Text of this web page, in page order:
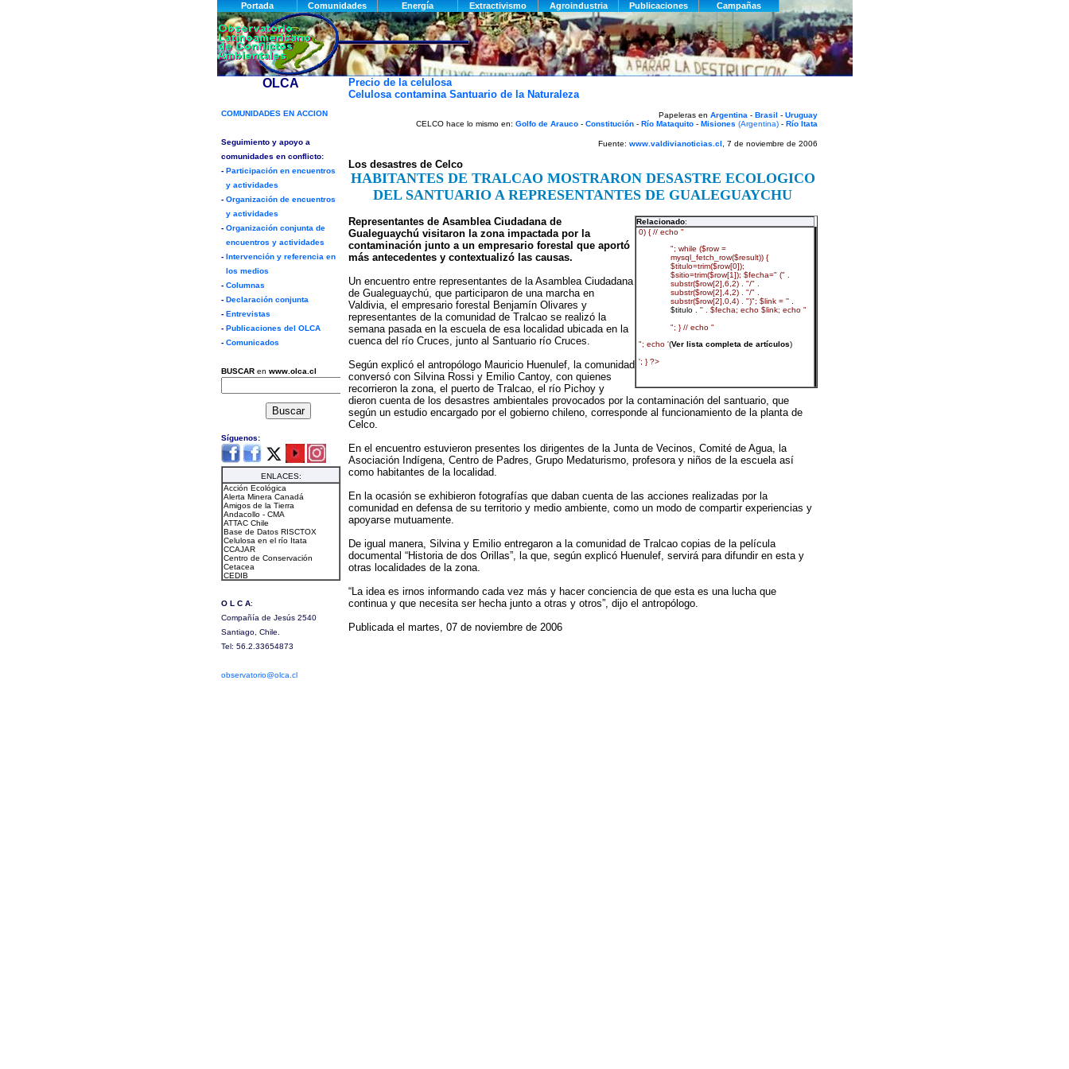
Precio de la celulosa
Celulosa contamina Santuario de la Naturaleza
Papeleras en Argentina- Brasil - Uruguay
CELCO hace lo mismo en: Golfo de Arauco- Constitución- Río Mataquito- Misiones (Argentina)- Río Itata
Fuente: www.valdivianoticias.cl , 7 de noviembre de 2006
Los desastres de Celco
HABITANTES DE TRALCAO MOSTRARON DESASTRE ECOLOGICO
DEL SANTUARIO A REPRESENTANTES DE GUALEGUAYCHU
Relacionado:
Representantes de Asamblea Ciudadana de
Gualeguaychú visitaron la zona impactada por la
contaminación junto a un empresario forestal que aportó
más antecedentes y contextualizó las causas.
Un encuentro entre representantes de la Asamblea Ciudadana
de Gualeguaychú, que participaron de una marcha en
Valdivia, el empresario forestal Benjamín Olivares y
representantes de la comunidad de Tralcao se realizó la
semana pasada en la escuela de esa localidad ubicada en la
cuenca del río Cruces, junto al Santuario río Cruces.
Según explicó el antropólogo Mauricio Huenulef, la comunidad
conversó con Silvina Rossi y Emilio Cantoy, con quienes
recorrieron la zona, el puerto de Tralcao, el río Pichoy y
dieron cuenta de los desastres ambientales provocados por la contaminación del santuario, que
según un estudio encargado por el gobierno chileno, corresponde al funcionamiento de la planta de
Celco.
En el encuentro estuvieron presentes los dirigentes de la Junta de Vecinos, Comité de Agua, la
Asociación Indígena, Centro de Padres, Grupo Medaturismo, profesora y niños de la escuela así
como habitantes de la localidad.
En la ocasión se exhibieron fotografías que daban cuenta de las acciones realizadas por la
comunidad en defensa de su territorio y medio ambiente, como un modo de compartir experiencias y
apoyarse mutuamente.
De igual manera, Silvina y Emilio entregaron a la comunidad de Tralcao copias de la película
documental “Historia de dos Orillas”, la que, según explicó Huenulef, servirá para difundir en esta y
otras localidades de la zona.
“La idea es irnos informando cada vez más y hacer conciencia de que esta es una lucha que
continua y que necesita ser hecha junto a otras y otros”, dijo el antropólogo.
Publicada el martes, 07 de noviembre de 2006